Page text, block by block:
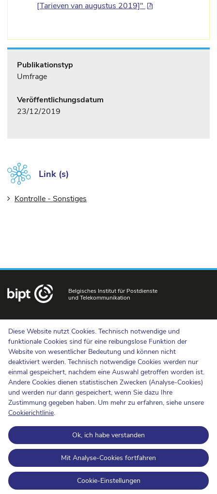
Diese Website nutzt Cookies. Technisch notwendige und
funktionale Cookies sind für eine reibungslose Funktion der
Website von wesentlicher Bedeutung und können nicht
deaktiviert werden. Technisch notwendige Cookies werden nur
einmal gespeichert, nachdem eine Auswahl getroffen worden ist.
Andere Cookies dienen statistischen Zwecken (Analyse-Cookies)
und werden nur dann gespeichert, wenn Sie dazu Ihre
Zustimmung gegeben haben. Um mehr zu erfahren, siehe unsere
Cookierichtlinie.
Ok, ich habe verstanden
Mit Analyse-Cookies fortfahren
Cookie-Einstellungen
[Tarieven van augustus 2019]"
Publikationstyp
Umfrage
Veröffentlichungsdatum
23/12/2019
Link (s)
Kontrolle - Sonstiges
Belgisches Institut für Postdienste
und Telekommunikation
Uns kontaktieren
Hinweisgebermeldungen
Newsletter
Barrierefreiheit
Presse
Cookie-Politik
Schutz der Privatsphäre
Nutzungsbedingungen und Urheberrechte
Informationskategorisierung
Open Data